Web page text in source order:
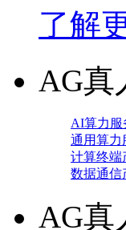
了解
AG真
AI算力服
通用算力
计算终端
数据通信
AG真